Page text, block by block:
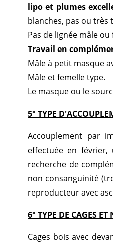
lipo et plumes
blanches, pas ou très
Pas de lignée mâle ou
Travail en
Mâle à petit masque
Mâle et femelle type.
Le masque ou le
5° TYPE
Accouplement par
effectuée en
recherche de
non consanguinité
reproducteur avec
6° TYPE DE CAGES ET
Cages bois avec